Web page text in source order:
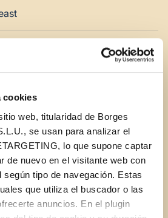
cookies
web, titularidad de Borges
se usan para analizar el
lo que supone captar
de nuevo en el visitante web con
según tipo de navegación. Estas
que utiliza el buscador o las
anuncios. En el plugin